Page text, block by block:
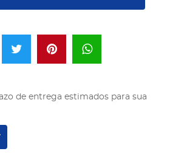
de entrega estimados para sua